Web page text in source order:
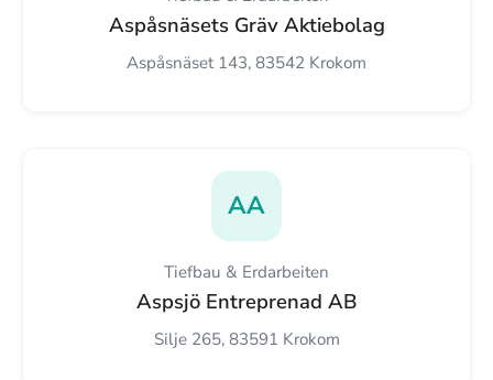
Aspåsnäsets Gräv Aktiebolag
Aspåsnäset 143, 83542 Krokom
AA
Tiefbau & Erdarbeiten
Aspsjö Entreprenad AB
Silje 265, 83591 Krokom